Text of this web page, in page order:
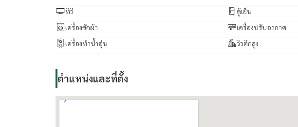
line :https://lin.ee/boiktJ6
Email:maturod1218@gmail.com
www. thelivingbkk.com (บริษัท เดอะ ลิฟวิ่งแบงค็อก จำกัด)
ทีวี
ตู้เย็น
เครื่องซักผ้า
เครื่องปรับอากาศ
เครื่องทำน้ำอุ่น
วิวตึกสูง
ตำแหน่งและที่ตั้ง